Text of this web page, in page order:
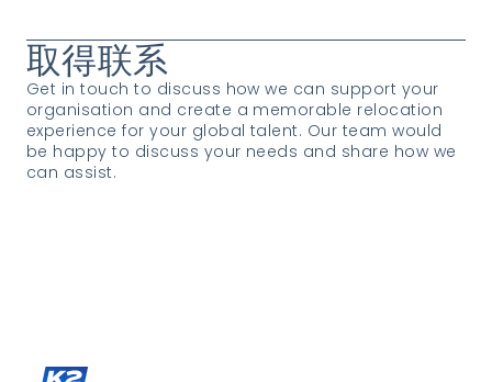
取得联系
Get in touch to discuss how we can support your
organisation and create a memorable relocation
experience for your global talent. Our team would
be happy to discuss your needs and share how we
can assist.